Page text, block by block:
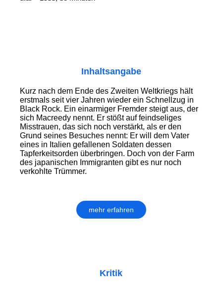
Inhaltsangabe
Kurz nach dem Ende des Zweiten Weltkriegs hält
erstmals seit vier Jahren wieder ein Schnellzug in
Black Rock. Ein einarmiger Fremder steigt aus, der
sich Macreedy nennt. Er stößt auf feindseliges
Misstrauen, das sich noch verstärkt, als er den
Grund seines Besuches nennt: Er will dem Vater
eines in Italien gefallenen Soldaten dessen
Tapferkeitsorden überbringen. Doch von der Farm
des japanischen Immigranten gibt es nur noch
verkohlte Trümmer.
mehr erfahren
Kritik